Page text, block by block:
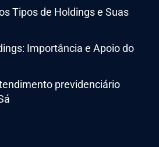
Tipos de Holdings e Suas
Importância e Apoio do
previdenciário